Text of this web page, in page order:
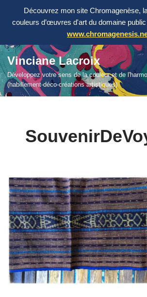
Découvrez mon site Chromagenèse,
couleurs d’œuvres d'art du domaine public
Aller
au
contenu
Vinciane Lacroix
Développez votre sens de la couleur et de
(habillement-déco-créations artistiques)